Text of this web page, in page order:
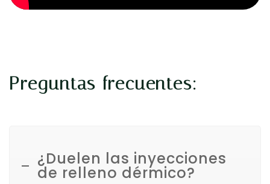
Preguntas frecuentes:
¿Duelen las inyecciones
de relleno dérmico?